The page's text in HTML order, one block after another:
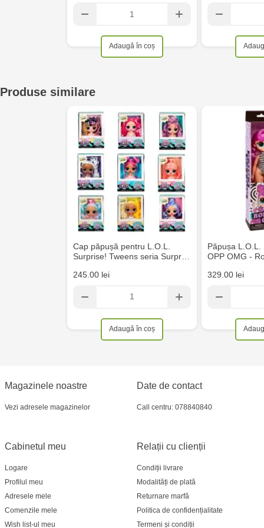
Adaugă în coș
Produse similare
Cap păpușă pentru L.O.L.
Surprise! Tweens seria Surpr…
245.00 lei
Adaugă în coș
Păpușa
OPP OMG -
329.00 lei
Magazinele noastre
Vezi adresele magazinelor
Relații cu clienții
Condiții livrare
Modalități de plată
Returnare marfă
Politica de confidențialitate
Termeni și condiții
Cabinetul meu
Logare
Profilul meu
Adresele mele
Comenzile mele
Wish list-ul meu
Date de contact
Call centru: 078840840